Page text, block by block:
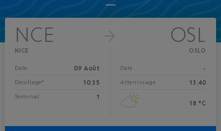
NCE
NICE
Date 09 Août
Décollage* 10:35
Terminal 1
OSL
OSLO
Date -
Atterrissage 13:40
18 °C